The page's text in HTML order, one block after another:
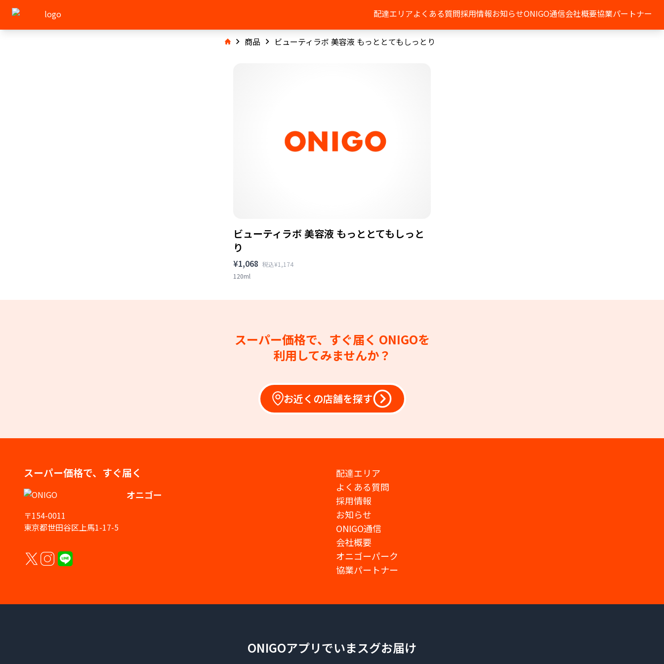
配達エリアよくある質問採用情報お知らせONIGO通信会社概要協業パートナー
商品 ビューティラボ 美容液 もっととてもしっとり
ビューティラボ 美容液 もっととてもしっと
り
¥1,068 税込¥1,174
120ml
スーパー価格で、すぐ届く ONIGOを
利用してみませんか？
お近くの店舗を探す
スーパー価格で、すぐ届く
オニゴー
〒154-0011
東京都世田谷区上馬1-17-5
配達エリア
よくある質問
採用情報
お知らせ
ONIGO通信
会社概要
オニゴーパーク
協業パートナー
ONIGOアプリでいまスグお届け